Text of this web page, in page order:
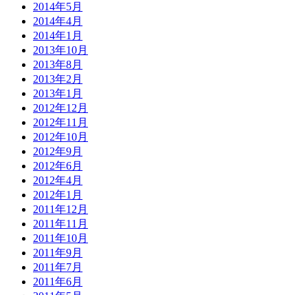
2014年5月
2014年4月
2014年1月
2013年10月
2013年8月
2013年2月
2013年1月
2012年12月
2012年11月
2012年10月
2012年9月
2012年6月
2012年4月
2012年1月
2011年12月
2011年11月
2011年10月
2011年9月
2011年7月
2011年6月